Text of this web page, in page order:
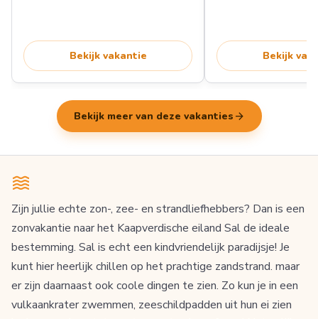
Bekijk vakantie Bekijk
Bekijk meer van deze vakanties arrow_forward
Zijn jullie echte zon-, zee- en strandliefhebbers? Dan is een
zonvakantie naar het Kaapverdische eiland Sal de ideale
bestemming. Sal is echt een kindvriendelijk paradijsje! Je
kunt hier heerlijk chillen op het prachtige zandstrand. maar
er zijn daarnaast ook coole dingen te zien. Zo kun je in een
vulkaankrater zwemmen, zeeschildpadden uit hun ei zien